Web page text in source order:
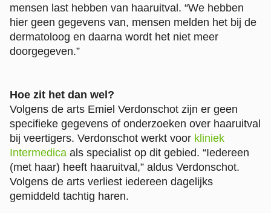
mensen last hebben van haaruitval. “We hebben
hier geen gegevens van, mensen melden het bij de
dermatoloog en daarna wordt het niet meer
doorgegeven.”
Hoe zit het dan wel?
Volgens de arts Emiel Verdonschot zijn er geen
specifieke gegevens of onderzoeken over haaruitval
bij veertigers. Verdonschot werkt voor kliniek
Intermedica als specialist op dit gebied. “Iedereen
(met haar) heeft haaruitval,” aldus Verdonschot.
Volgens de arts verliest iedereen dagelijks
gemiddeld tachtig haren.